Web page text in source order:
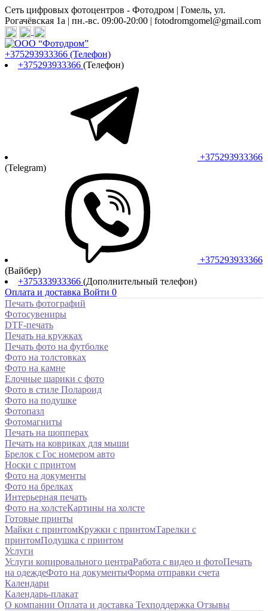
Сеть цифровых фотоцентров - Фотодром | Гомель, ул.
Рогачёвская 1а | пн.-вс. 09:00-20:00 | fotodromgomel@gmail.com
+375293933366 (Телефон)
+375293933366 (Телефон)
+375293933366
(Telegram)
+375293933366
(Вайбер)
+375333933366 (Дополнительный телефон)
Оплата и доставка Войти 0
Печать фотографий
Фотосувениры
DTF-печать
Печать на кружках
Печать фото на футболке
Фото на толстовках
Фото на камне
Елочные шарики с фото
Фото в стиле Полароид
Фото на подушке
Фотопазл
Фотомагниты
Печать на шопперах
Печать на ковриках для мыши
Брелок с Гос номером авто
Носки с принтом
Фото на документы
Фото на брелках
Интерьерная печать
Фото на холстеКартины на холсте
Готовые принты
Майки с принтомКружки с принтомТарелки с
принтомПодушка с принтом
Услуги
Услуги копировального центраРабота с видео и фотоПечать
на одеждеФото на документыФорма отправки счета
Календари
Календарь-плакат
О компании Оплата и доставка Техподдержка Отзывы